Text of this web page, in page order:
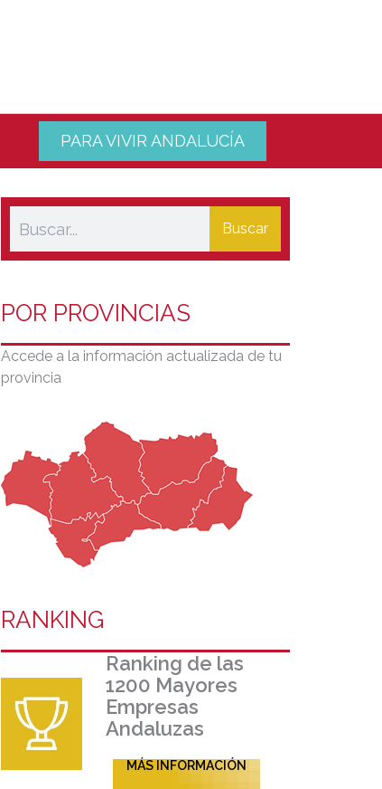
PARA VIVIR ANDALUCÍA
Buscar
POR PROVINCIAS
Accede a la información actualizada de tu
provincia
RANKING
Ranking de las
1200 Mayores
Empresas
Andaluzas
MÁS INFORMACIÓN